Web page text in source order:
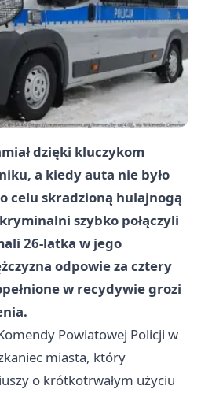
dzięki kluczykom
a kiedy auta nie było
celu skradzioną hulajnogą
szybko połączyli
26-latka w jego
odpowie za cztery
w recydywie grozi
Powiatowej Policji w
miasta, który
o krótkotrwałym użyciu